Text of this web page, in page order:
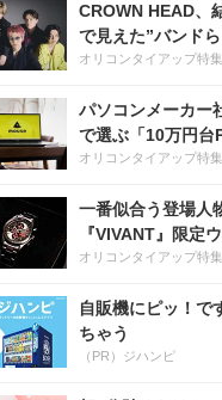
CROWN HEAD、
で見えた”バンド
オリコンタイアップ特集
パソコンメーカー
で選ぶ「10万円台
オリコンタイアップ特集
一番似合う登場人
『VIVANT』限定
オリコンタイアップ特集
自販機にピッ！で
ちゃう
（PR）ジハンピ